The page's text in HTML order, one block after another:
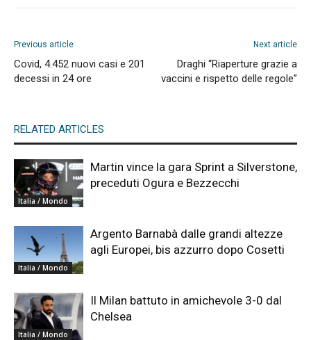
Previous article
Covid, 4.452 nuovi casi e 201
decessi in 24 ore
Next article
Draghi “Riaperture grazie a
vaccini e rispetto delle regole”
RELATED ARTICLES
Italia / Mondo
Martin vince la gara Sprint a Silverstone,
preceduti Ogura e Bezzecchi
Italia / Mondo
Argento Barnabà dalle grandi altezze
agli Europei, bis azzurro dopo Cosetti
Italia / Mondo
Il Milan battuto in amichevole 3-0 dal
Chelsea